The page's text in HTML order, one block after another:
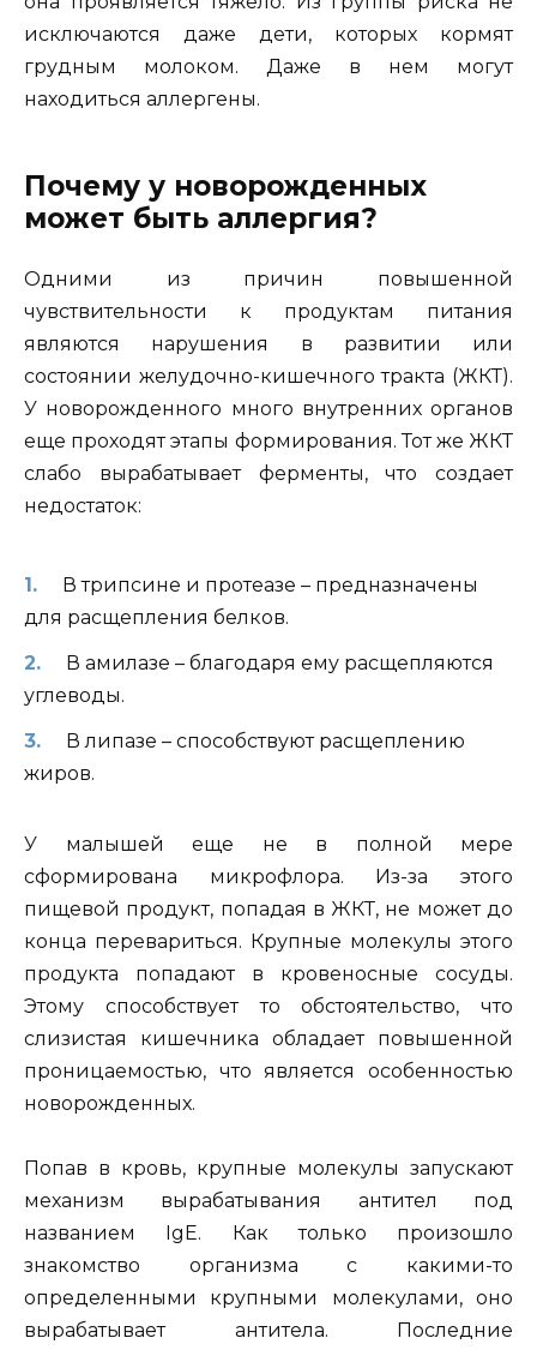
исключаются даже дети, которых кормят
грудным молоком. Даже в нем могут
находиться аллергены.
Почему у новорожденных
может быть аллергия?
Одними из причин повышенной
чувствительности к продуктам питания
являются нарушения в развитии или
состоянии желудочно-кишечного тракта (ЖКТ).
У новорожденного много внутренних органов
еще проходят этапы формирования. Тот же ЖКТ
слабо вырабатывает ферменты, что создает
недостаток:
В трипсине и протеазе – предназначены
для расщепления белков.
В амилазе – благодаря ему расщепляются
углеводы.
В липазе – способствуют расщеплению
жиров.
У малышей еще не в полной мере
сформирована микрофлора. Из-за этого
пищевой продукт, попадая в ЖКТ, не может до
конца перевариться. Крупные молекулы этого
продукта попадают в кровеносные сосуды.
Этому способствует то обстоятельство, что
слизистая кишечника обладает повышенной
проницаемостью, что является особенностью
новорожденных.
Попав в кровь, крупные молекулы запускают
механизм вырабатывания антител под
названием IgE. Как только произошло
знакомство организма с какими-то
определенными крупными молекулами, оно
вырабатывает антитела. Последние